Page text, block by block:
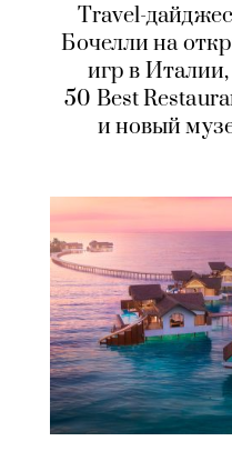
Travel-
Бочелли на
игр в
50 Best
и новый